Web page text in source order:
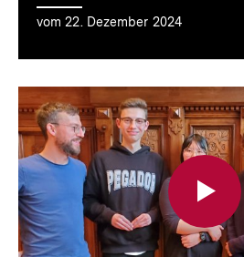
vom 22. Dezember 2024